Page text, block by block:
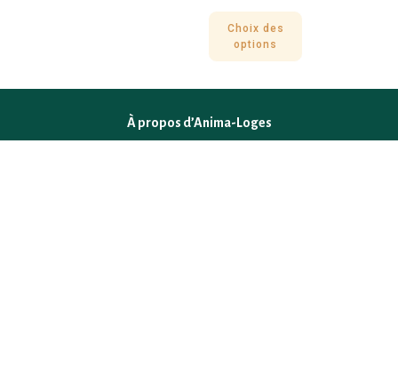
Choix des
options
À propos d’Anima-Loges